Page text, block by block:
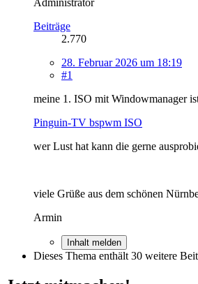
Beiträge
2.770
28. Februar 2026 um 18:19
#1
meine 1. ISO mit Windowmanager
Pinguin-TV bspwm ISO
wer Lust hat kann die gerne
viele Grüße aus dem schönen
Armin
Inhalt melden
Dieses Thema enthält 30 weitere